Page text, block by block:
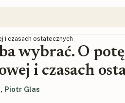
i czasach ostatecznych
wybrać. O
i czasach
, Piotr Glas